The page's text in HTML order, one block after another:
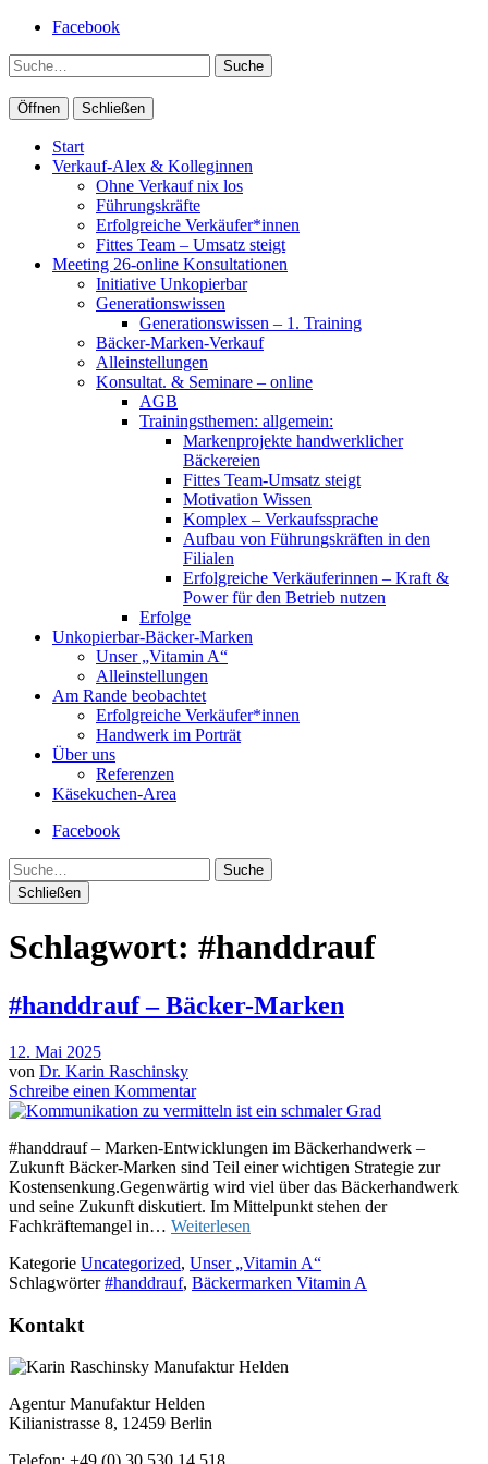
Facebook
Suche
Öffnen Schließen
Start
Verkauf-Alex & Kolleginnen
Ohne Verkauf nix los
Führungskräfte
Erfolgreiche Verkäufer*innen
Fittes Team – Umsatz steigt
Meeting 26-online Konsultationen
Initiative Unkopierbar
Generationswissen
Generationswissen – 1. Training
Bäcker-Marken-Verkauf
Alleinstellungen
Konsultat. & Seminare – online
AGB
Trainingsthemen: allgemein:
Markenprojekte handwerklicher
Bäckereien
Fittes Team-Umsatz steigt
Motivation Wissen
Komplex – Verkaufssprache
Aufbau von Führungskräften in den
Filialen
Erfolgreiche Verkäuferinnen – Kraft &
Power für den Betrieb nutzen
Erfolge
Unkopierbar-Bäcker-Marken
Unser „Vitamin A“
Alleinstellungen
Am Rande beobachtet
Erfolgreiche Verkäufer*innen
Handwerk im Porträt
Über uns
Referenzen
Käsekuchen-Area
Facebook
Suche
Schließen
Schlagwort: #handdrauf
#handdrauf – Bäcker-Marken
12. Mai 2025
von Dr. Karin Raschinsky
Schreibe einen Kommentar
#handdrauf – Marken-Entwicklungen im Bäckerhandwerk –
Zukunft Bäcker-Marken sind Teil einer wichtigen Strategie zur
Kostensenkung.Gegenwärtig wird viel über das Bäckerhandwerk
und seine Zukunft diskutiert. Im Mittelpunkt stehen der
Fachkräftemangel in… Weiterlesen
Kategorie Uncategorized, Unser „Vitamin A“
Schlagwörter#handdrauf, Bäckermarken Vitamin A
Kontakt
Agentur Manufaktur Helden
Kilianistrasse 8, 12459 Berlin